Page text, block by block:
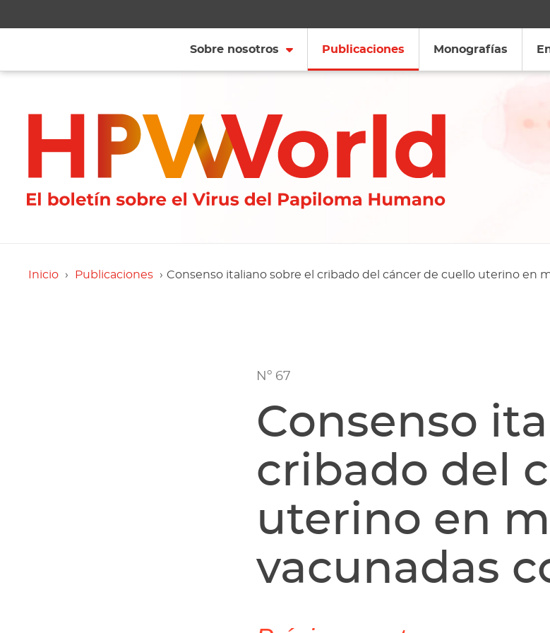
Inicio Publicaciones Consenso italiano sobre el cribado del cáncer de cuello uterino en
Nº 67
Consenso
cribado del
uterino en
vacunadas
Sobre nosotros Publicaciones Monografías